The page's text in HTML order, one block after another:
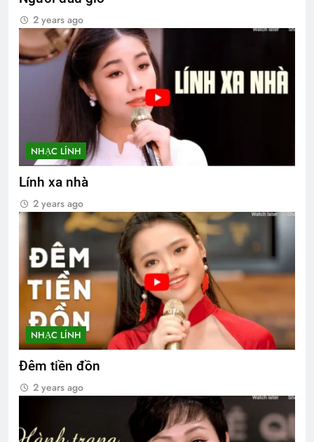
2 years ago
NHẠC LÍNH
Lính xa nhà
2 years ago
NHẠC LÍNH
Đêm tiền đồn
2 years ago